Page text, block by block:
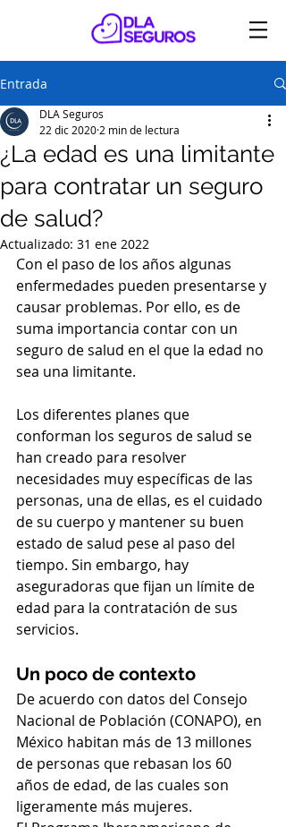
Entrada
¿La edad es una limitante
para contratar un seguro
de salud?
DLA Seguros
22 dic 2020 2 min de lectura
Actualizado: 31 ene 2022
Con el paso de los años algunas
enfermedades pueden presentarse y
causar problemas. Por ello, es de
suma importancia contar con un
seguro de salud en el que la edad no
sea una limitante.
Los diferentes planes que
conforman los seguros de salud se
han creado para resolver
necesidades muy específicas de las
personas, una de ellas, es el cuidado
de su cuerpo y mantener su buen
estado de salud pese al paso del
tiempo. Sin embargo, hay
aseguradoras que fijan un límite de
edad para la contratación de sus
servicios.
Un poco de contexto
De acuerdo con datos del Consejo
Nacional de Población (CONAPO), en
México habitan más de 13 millones
de personas que rebasan los 60
años de edad, de las cuales son
ligeramente más mujeres.